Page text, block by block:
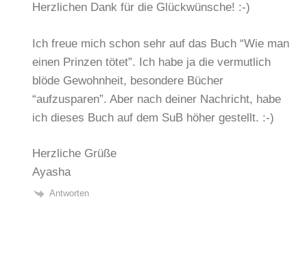
Herzlichen Dank für die Glückwünsche! :-)
Ich freue mich schon sehr auf das Buch “Wie man
einen Prinzen tötet”. Ich habe ja die vermutlich
blöde Gewohnheit, besondere Bücher
“aufzusparen”. Aber nach deiner Nachricht, habe
ich dieses Buch auf dem SuB höher gestellt. :-)
Herzliche Grüße
Ayasha
Antworten